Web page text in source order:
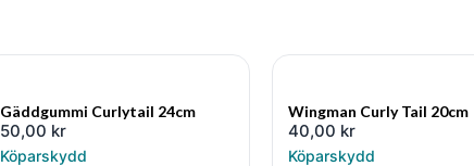
Gäddgummi Curlytail 24cm
50,00 kr
Köparskydd
Wingman Curly Tail 20cm
40,00 kr
Köparskydd